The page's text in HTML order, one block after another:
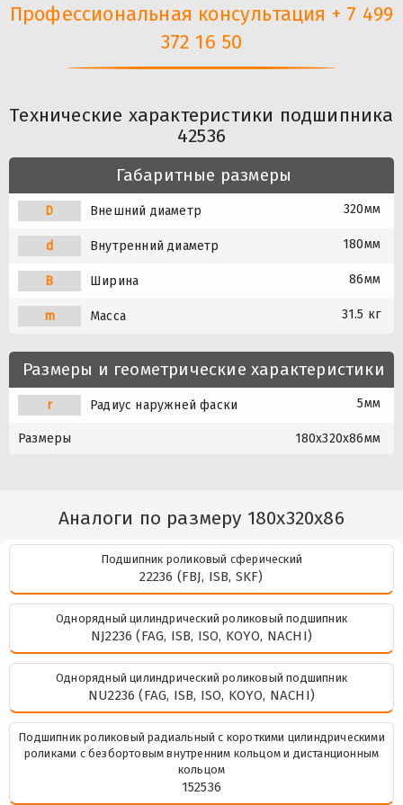
Профессиональная консультация + 7 499
372 16 50
Технические характеристики подшипника
42536
Габаритные размеры
D Внешний диаметр 320мм
d Внутренний диаметр 180мм
B Ширина 86мм
m Масса 31.5 кг
Размеры и геометрические характеристики
r Радиус наружней фаски 5мм
Размеры 180x320x86мм
Аналоги по размеру 180x320x86
Подшипник роликовый сферический
22236 (FBJ, ISB, SKF)
Однорядный цилиндрический роликовый подшипник
NJ2236 (FAG, ISB, ISO, KOYO, NACHI)
Однорядный цилиндрический роликовый подшипник
NU2236 (FAG, ISB, ISO, KOYO, NACHI)
Подшипник роликовый радиальный с короткими цилиндрическими
роликами с безбортовым внутренним кольцом и дистанционным
кольцом
152536